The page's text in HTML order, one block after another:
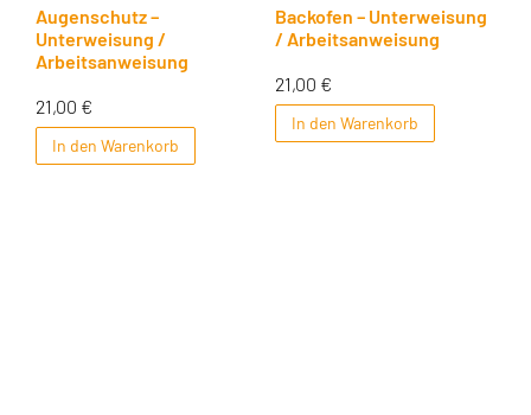
Augenschutz –
Unterweisung /
Arbeitsanweisung
21,00 €
In den Warenkorb
Backofen – Unterweisung
/ Arbeitsanweisung
21,00 €
In den Warenkorb